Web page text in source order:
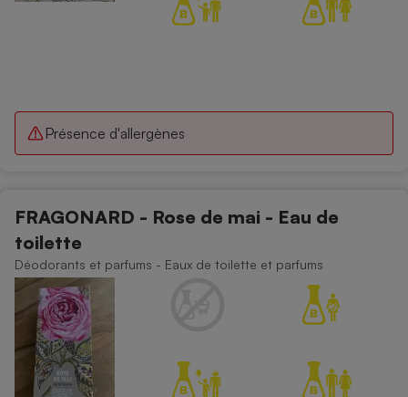
Présence d'allergènes
FRAGONARD - Rose de mai - Eau de
toilette
Déodorants et parfums - Eaux de toilette et parfums